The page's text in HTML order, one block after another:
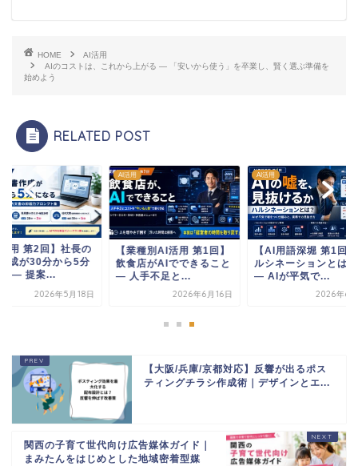
HOME
AI活用
AIのコストは、これから上がる ― 「安いから使う」を卒業し、賢く選ぶ準備を
始めよう
RELATED POST
種別AI活用 第1回】
店がAIでできること
手不足と...
2026年6月16日
AI活用
【AI用語深堀 第1回】ハ
ルシネーションとは何か
― AIが平気で...
2026年6月1日
AI活用
【AI活用 第2回】社
文書作成が30分から
になる ― 提案...
2026年5
【大阪/兵庫/京都対応】反響が出るポス
ティングチラシ作成術｜デザインとエ...
関西の子育て世代向け広告媒体ガイド｜
まみたんをはじめとした地域密着型媒